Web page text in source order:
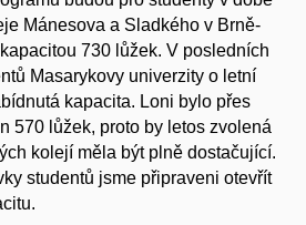
Mánesova a Sladkého v Brně-
730 lůžek. V posledních
Masarykovy univerzity o letní
kapacita. Loni bylo přes
570 lůžek, proto by letos zvolená
kolejí měla být plně dostačující.
studentů jsme připraveni otevřít